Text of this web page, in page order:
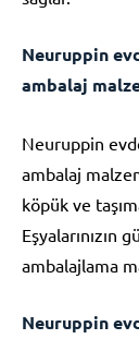
Neuruppin
ambalaj
Neuruppin
ambalaj
köpük ve
Eşyalarınızın
ambalajlama
Neuruppin